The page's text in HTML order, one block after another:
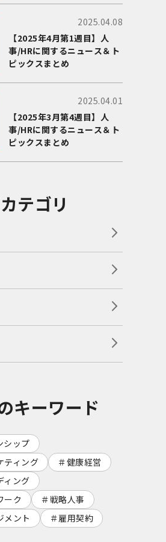
2025.04.08
【2025年4月第1週目】人
事/HRに関するニュース＆ト
ピックスまとめ
2025.04.01
【2025年3月第4週目】人
事/HRに関するニュース＆ト
ピックスまとめ
テゴリ
キーワード
シップ
ティング
健康経営
ィング
ーク
戦略人事
メント
雇用契約